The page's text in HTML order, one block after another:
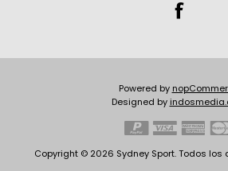
Powered by
Designed by
Copyright © 2026 Sydney Sport. Todos